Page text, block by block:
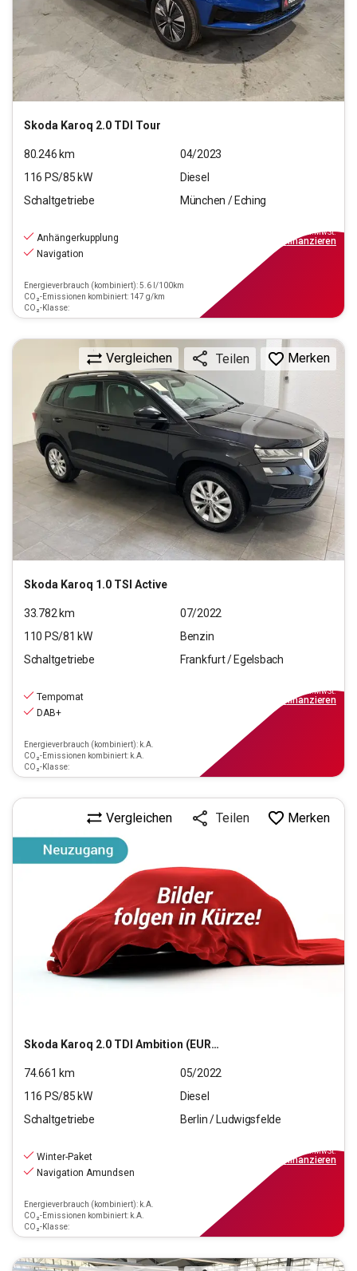
Skoda Karoq 2.0 TDI Tour
80.246 km
04/2023
116 PS/85 kW
Diesel
Schaltgetriebe
München / Eching
Anhängerkupplung
Navigation
Energieverbrauch (kombiniert): 5.6 l/100km
CO₂-Emissionen kombiniert: 147 g/km
CO₂-Klasse:
inkl.MwSt.
finanzieren
Skoda Karoq 1.0 TSI Active
Vergleichen Teilen Merken
33.782km
07/2022
110 PS/81 kW
Benzin
Schaltgetriebe
Frankfurt / Egelsbach
Tempomat
DAB+
Energieverbrauch (kombiniert): k.A.
CO₂-Emissionen kombiniert: k.A.
CO₂-Klasse:
inkl.MwSt.
finanzieren
Skoda Karoq 2.0 TDI Ambition (EURO 6d)
Vergleichen Teilen Merken
74.661 km
05/2022
116 PS/85 kW
Diesel
Schaltgetriebe
Berlin / Ludwigsfelde
Winter-Paket
Navigation Amundsen
Energieverbrauch (kombiniert): k.A.
CO₂-Emissionen kombiniert: k.A.
CO₂-Klasse:
inkl.MwSt.
finanzieren